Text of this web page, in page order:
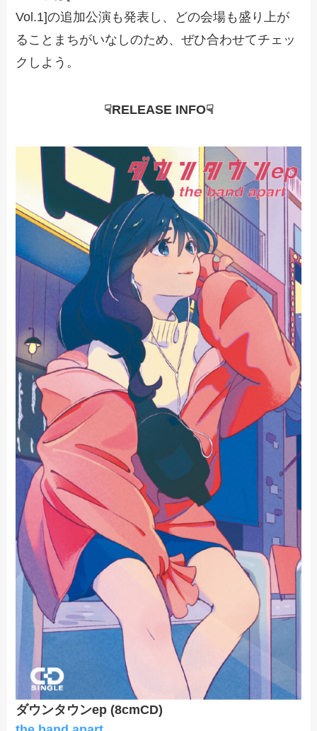
Vol.1]の追加公演も発表し、どの会場も盛り上が
ることまちがいなしのため、ぜひ合わせてチェッ
クしよう。
☟RELEASE INFO☟
ダウンタウンep (8cmCD)